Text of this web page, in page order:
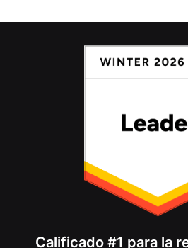
Calificado #1 para la